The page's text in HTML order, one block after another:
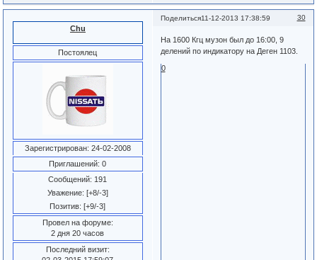
Поделиться 30
11-12-2013 17:38:59
Chu
Постоялец
Зарегистрирован: 24-02-2008
Приглашений: 0
Сообщений: 191
Уважение: [+8/-3]
Позитив: [+9/-3]
Провел на форуме:
2 дня 20 часов
Последний визит:
На 1600 Кгц музон был до 16:00, 9
делений по индикатору на Деген 1103.
0